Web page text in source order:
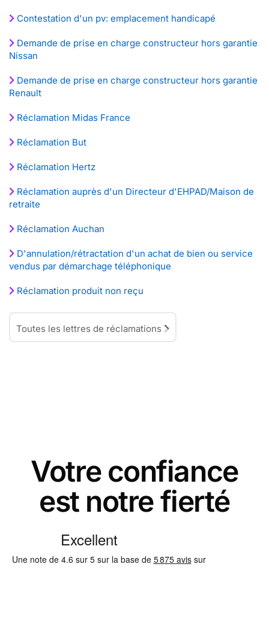
Contestation d'un pv: emplacement handicapé
Demande de prise en charge constructeur hors garantie
Nissan
Demande de prise en charge constructeur hors garantie
Renault
Réclamation Midas France
Réclamation But
Réclamation Hertz
Réclamation auprès d'un Directeur d'EHPAD/Maison de
retraite
Réclamation Auchan
D'annulation/rétractation d'un achat de bien ou service
vendus par démarchage téléphonique
Réclamation produit non reçu
Toutes les lettres de réclamations
Votre confiance
est notre fierté